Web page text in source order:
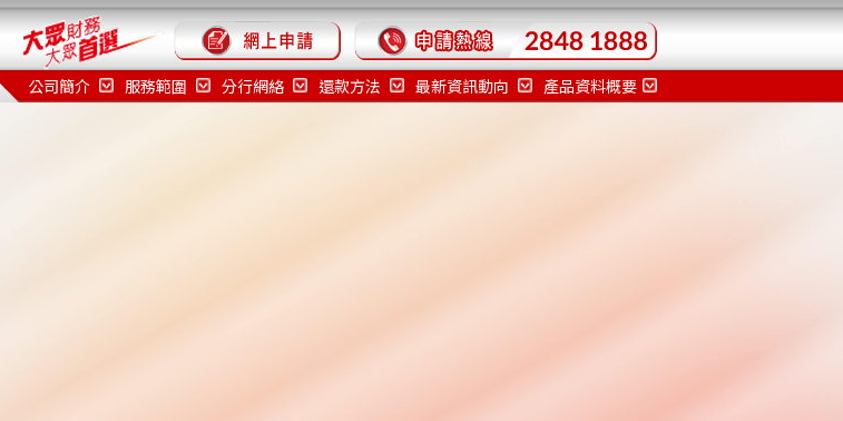
公司簡介 服務範圍 分行網絡 還款方法 最新資訊動向 產品資料概要